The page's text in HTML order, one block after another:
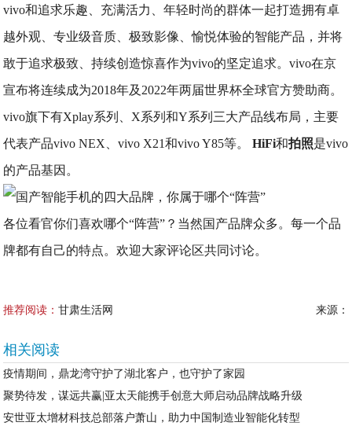
vivo和追求乐趣、充满活力、年轻时尚的群体一起打造拥有卓
越外观、专业级音质、极致影像、愉悦体验的智能产品，并将
敢于追求极致、持续创造惊喜作为vivo的坚定追求。vivo在京
宣布将连续成为2018年及2022年两届世界杯全球官方赞助商。
vivo旗下有Xplay系列、X系列和Y系列三大产品线布局，主要
代表产品vivo NEX、vivo X21和vivo Y85等。HiFi和拍照是vivo
的产品基因。
各位看官你们喜欢哪个“阵营”？当然国产品牌众多。每一个品
牌都有自己的特点。欢迎大家评论区共同讨论。
推荐阅读：甘肃生活网 来源：
相关阅读
疫情期间，鼎龙湾守护了湖北客户，也守护了家园
聚势待发，谋远共赢|亚太天能携手创意大师启动品牌战略升级
安世亚太增材科技总部落户萧山，助力中国制造业智能化转型